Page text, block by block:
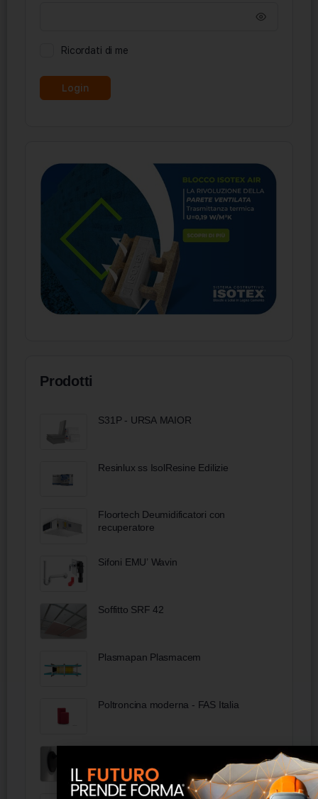
Ricordati di me
Prodotti
S31P - URSA MAIOR
Resinlux ss IsolResine Edilizie
Floortech Deumidificatori con
recuperatore
Sifoni EMU’ Wavin
Soffitto SRF 42
Plasmapan Plasmacem
Poltroncina moderna - FAS Italia